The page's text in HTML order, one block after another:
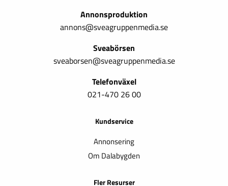
Annonsproduktion
annons@sveagruppenmedia.se
Sveabörsen
sveaborsen@sveagruppenmedia.se
Telefonväxel
021-470 26 00
Kundservice
Annonsering
Om Dalabygden
Fler Resurser